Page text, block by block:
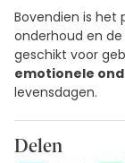
Bovendien is het
onderhoud en de
geschikt voor
emotionele
levensdagen.
Delen